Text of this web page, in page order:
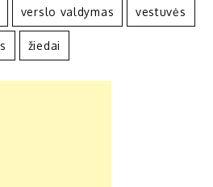
verslo valdymas vestuvės
žiedai